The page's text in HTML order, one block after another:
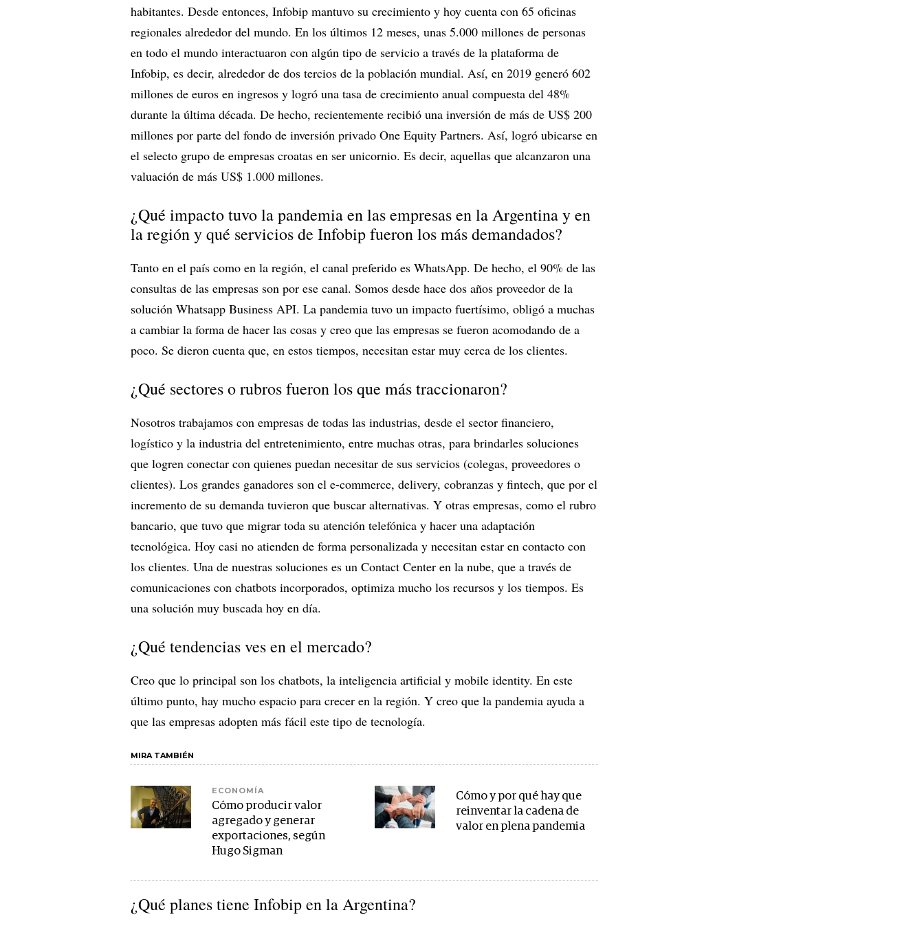
habitantes. Desde entonces, Infobip mantuvo su crecimiento y hoy cuenta con 65 oficinas
regionales alrededor del mundo. En los últimos 12 meses, unas 5.000 millones de personas
en todo el mundo interactuaron con algún tipo de servicio a través de la plataforma de
Infobip, es decir, alrededor de dos tercios de la población mundial. Así, en 2019 generó 602
millones de euros en ingresos y logró una tasa de crecimiento anual compuesta del 48%
durante la última década. De hecho, recientemente recibió una inversión de más de US$ 200
millones por parte del fondo de inversión privado One Equity Partners. Así, logró ubicarse en
el selecto grupo de empresas croatas en ser unicornio. Es decir, aquellas que alcanzaron una
valuación de más US$ 1.000 millones.
¿Qué impacto tuvo la pandemia en las empresas en la Argentina y en
la región y qué servicios de Infobip fueron los más demandados?
Tanto en el país como en la región, el canal preferido es WhatsApp. De hecho, el 90% de las
consultas de las empresas son por ese canal. Somos desde hace dos años proveedor de la
solución Whatsapp Business API. La pandemia tuvo un impacto fuertísimo, obligó a muchas
a cambiar la forma de hacer las cosas y creo que las empresas se fueron acomodando de a
poco. Se dieron cuenta que, en estos tiempos, necesitan estar muy cerca de los clientes.
¿Qué sectores o rubros fueron los que más traccionaron?
Nosotros trabajamos con empresas de todas las industrias, desde el sector financiero,
logístico y la industria del entretenimiento, entre muchas otras, para brindarles soluciones
que logren conectar con quienes puedan necesitar de sus servicios (colegas, proveedores o
clientes). Los grandes ganadores son el e-commerce, delivery, cobranzas y fintech, que por el
incremento de su demanda tuvieron que buscar alternativas. Y otras empresas, como el rubro
bancario, que tuvo que migrar toda su atención telefónica y hacer una adaptación
tecnológica. Hoy casi no atienden de forma personalizada y necesitan estar en contacto con
los clientes. Una de nuestras soluciones es un Contact Center en la nube, que a través de
comunicaciones con chatbots incorporados, optimiza mucho los recursos y los tiempos. Es
una solución muy buscada hoy en día.
¿Qué tendencias ves en el mercado?
Creo que lo principal son los chatbots, la inteligencia artificial y mobile identity. En este
último punto, hay mucho espacio para crecer en la región. Y creo que la pandemia ayuda a
que las empresas adopten más fácil este tipo de tecnología.
MIRA TAMBIÉN
ECONOMÍA
Cómo producir valor
agregado y generar
exportaciones, según
Hugo Sigman
Cómo y por qué hay que
reinventar la cadena de
valor en plena pandemia
¿Qué planes tiene Infobip en la Argentina?